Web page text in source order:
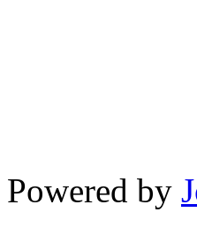
Powered by